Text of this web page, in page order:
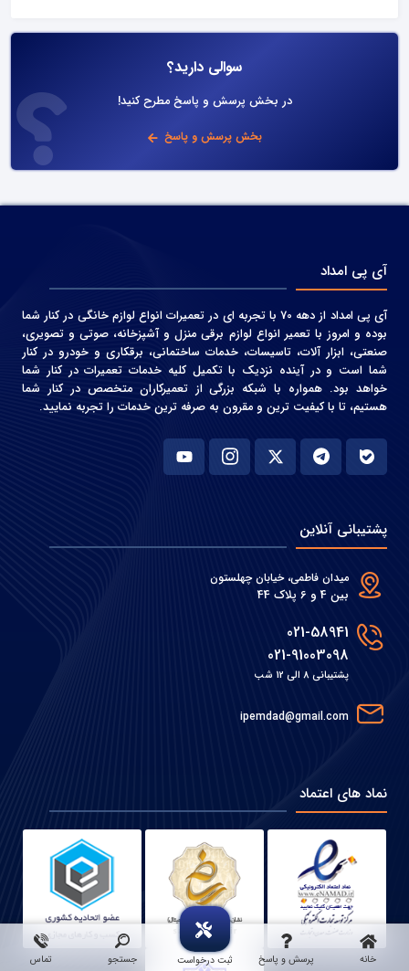
خانه پرسش و پاسخ ثبت درخواست جستجو تماس
سوالی دارید؟
در بخش پرسش و پاسخ مطرح کنید!
بخش پرسش و پاسخ
آی پی امداد
آی پی امداد از دهه 70 با تجربه ای در تعمیرات انواع لوازم خانگی در کنار شما
بوده و امروز با تعمیر انواع لوازم برقی منزل و آشپزخانه، صوتی و‌ تصویری،
صنعتی، ابزار آلات، تاسیسات، خدمات ساختمانی، برقکاری و خودرو در کنار
شما است و در آینده نزدیک با تکمیل کلیه خدمات تعمیرات در کنار شما
خواهد بود. همواره با شبکه بزرگی از تعمیرکاران متخصص در کنار شما
هستیم، تا با کیفیت ترین و مقرون به صرفه ترین خدمات را تجربه نمایید.
پشتیبانی آنلاین
میدان فاطمی، خیابان چهلستون
بین 4 و 6 پلاک 44
021-58941
021-91003098
پشتیبانی 8 الی 12 شب
ipemdad@gmail.com
نماد های اعتماد